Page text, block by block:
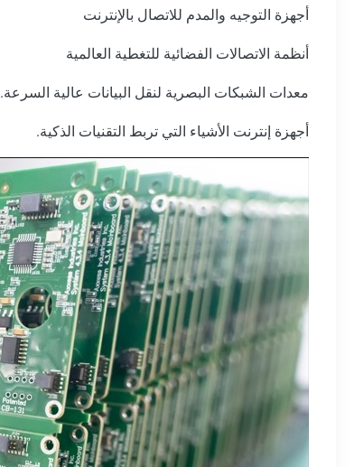
أجهزة التوجيه والمدم للاتصال بالإنترنت
أنظمة الاتصالات الفضائية للتغطية العالمية
معدات الشبكات البصرية لنقل البيانات عالية السرعة.
أجهزة إنترنت الأشياء التي تربط التقنيات الذكية.